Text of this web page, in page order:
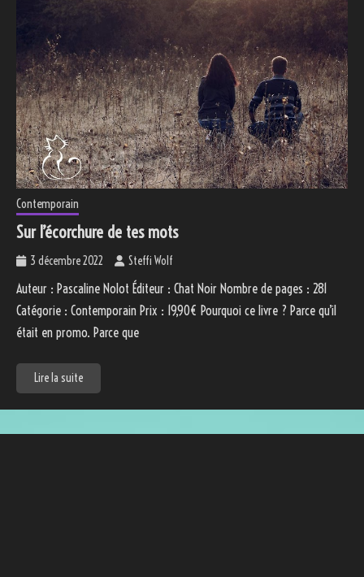
Contemporain
Sur l’écorchure de tes mots
3 décembre 2022 Steffi Wolf
Auteur : Pascaline Nolot Éditeur : Chat Noir Nombre de pages : 281
Catégorie : Contemporain Prix : 19,90€ Pourquoi ce livre ? Parce qu’il
était en promo. Parce que
Lire la suite